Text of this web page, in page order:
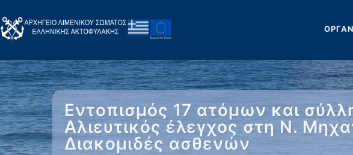
Εντοπισμός 17 ατόμων και
Αλιευτικός έλεγχος στη Ν.
Διακομιδές ασθενών